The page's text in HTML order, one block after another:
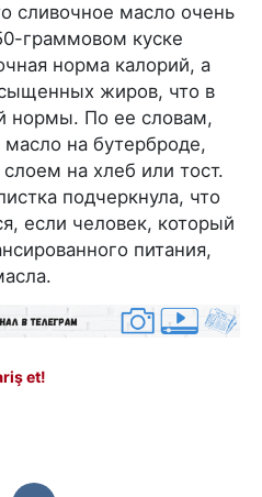
сливочное масло очень
граммовом куске
норма калорий, а
жиров, что в
нормы. По ее словам,
масло на бутерброде,
на хлеб или тост.
подчеркнула, что
если человек, который
питания,
et!